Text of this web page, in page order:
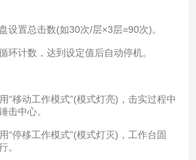
置总击数(如30次/层×3层=90次)。
计数，达到设定值后自动停机。
动工作模式”(模式灯亮)，击实过程中
击中心。
移工作模式”(模式灯灭)，工作台固
。